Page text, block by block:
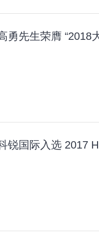
勇先生荣膺 “2018
锐国际入选 2017